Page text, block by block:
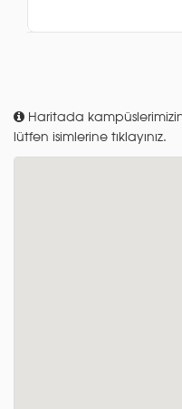
Haritada
lütfen isimlerine tıklayınız.